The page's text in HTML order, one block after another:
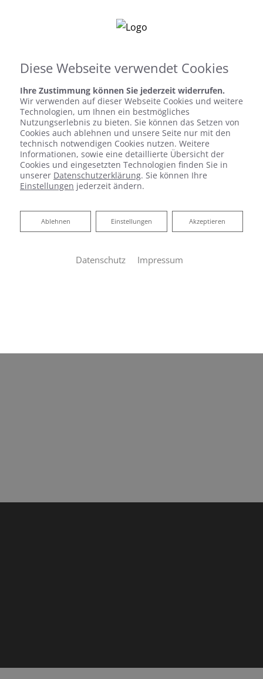
Startseite»Bad»Badinspiration & Musterbäder»Luxus-Bad 7 ㎡
Luxus-Bad 7 ㎡
Diese Webseite verwendet Cookies
Ihre Zustimmung können Sie jederzeit widerrufen.
Wir verwenden auf dieser Webseite Cookies und weitere
Technologien, um Ihnen ein bestmögliches
Nutzungserlebnis zu bieten. Sie können das Setzen von
Cookies auch ablehnen und unsere Seite nur mit den
technisch notwendigen Cookies nutzen. Weitere
Informationen, sowie eine detaillierte Übersicht der
Cookies und eingesetzten Technologien finden Sie in
unserer Datenschutzerklärung. Sie können Ihre
Einstellungen jederzeit ändern.
Akzeptieren
Einstellungen
Ablehnen
Ablehnen
Datenschutz Impressum